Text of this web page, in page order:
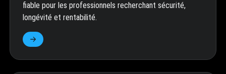
fiable pour les professionnels recherchant sécurité,
longévité et rentabilité.